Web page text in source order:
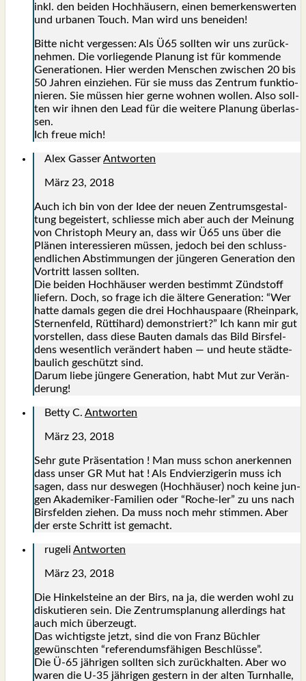
inkl. den bei­den Hoch­häu­sern, einen bemer­kens­wer­ten
und urba­nen Touch. Man wird uns benei­den!
Bit­te nicht ver­ges­sen: Als Ü65 soll­ten wir uns zurück­
neh­men. Die vor­lie­gen­de Pla­nung ist für kom­men­de
Gene­ra­tio­nen. Hier wer­den Men­schen zwi­schen 20 bis
50 Jah­ren ein­zie­hen. Für sie muss das Zen­trum funk­tio­
nie­ren. Sie müs­sen hier ger­ne woh­nen wol­len. Also soll­
ten wir ihnen den Lead für die wei­te­re Pla­nung über­las­
sen.
Ich freue mich!
Alex GasserAntworten
März 23, 2018
Auch ich bin von der Idee der neu­en Zen­trums­ge­stal­
tung begeis­tert, schlies­se mich aber auch der Mei­nung
von Chris­toph Meu­ry an, dass wir Ü65 uns über die
Plä­nen inter­es­sie­ren müs­sen, jedoch bei den schluss­
end­li­chen Abstim­mun­gen der jün­ge­ren Gene­ra­ti­on den
Vor­tritt las­sen soll­ten.
Die bei­den Hoch­häu­ser wer­den bestimmt Zünd­stoff
lie­fern. Doch, so fra­ge ich die älte­re Gene­ra­ti­on: “Wer
hat­te damals gegen die drei Hoch­haus­paa­re (Rhein­park,
Ster­nen­feld, Rüt­ti­hard) demons­triert?” Ich kann mir gut
vor­stel­len, dass die­se Bau­ten damals das Bild Birs­fel­
dens wesent­lich ver­än­dert haben — und heu­te städ­te­
bau­lich geschützt sind.
Dar­um lie­be jün­ge­re Gene­ra­ti­on, habt Mut zur Ver­än­
de­rung!
Betty C. Antworten
März 23, 2018
Sehr gute Prä­sen­ta­ti­on ! Man muss schon aner­ken­nen
dass unser GR Mut hat ! Als End­vier­zi­ge­rin muss ich
sagen, dass nur des­we­gen (Hoch­häu­ser) noch kei­ne jun­
gen Aka­de­mi­ker-Fami­li­en oder “Roche-ler” zu uns nach
Birs­fel­den zie­hen. Da muss noch mehr stim­men. Aber
der ers­te Schritt ist gemacht.
rugeli Antworten
März 23, 2018
Die Hin­kel­stei­ne an der Birs, na ja, die wer­den wohl zu
dis­ku­tie­ren sein. Die Zen­trums­pla­nung aller­dings hat
auch mich über­zeugt.
Das wich­tigs­te jetzt, sind die von Franz Büch­ler
gewünsch­ten “refe­ren­dums­fä­hi­gen Beschlüs­se”.
Die Ü‑65 jäh­ri­gen soll­ten sich zurück­hal­ten. Aber wo
waren die U‑35 jäh­ri­gen ges­tern in der alten Turn­hal­le,